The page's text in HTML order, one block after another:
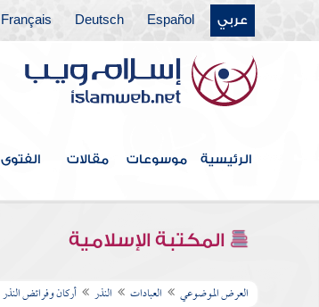
عربي Español
Deutsch
Français
الرئيسية موسوعات مقالات الفتوى
المكتبة الإسلامية
العرض الموضوعي العبادات النذر أركان وفرائض النذر